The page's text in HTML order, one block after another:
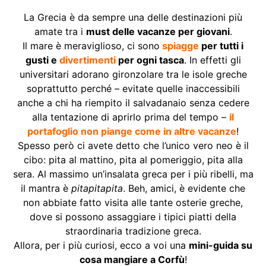
La Grecia è da sempre una delle destinazioni più
amate tra i must delle vacanze per giovani.
Il mare è meraviglioso, ci sono spiagge per tutti i
gusti e divertimenti per ogni tasca. In effetti gli
universitari adorano gironzolare tra le isole greche
soprattutto perché – evitate quelle inaccessibili
anche a chi ha riempito il salvadanaio senza cedere
alla tentazione di aprirlo prima del tempo – il
portafoglio non piange come in altre vacanze!
Spesso però ci avete detto che l’unico vero neo è il
cibo: pita al mattino, pita al pomeriggio, pita alla
sera. Al massimo un’insalata greca per i più ribelli, ma
il mantra è pitapitapita. Beh, amici, è evidente che
non abbiate fatto visita alle tante osterie greche,
dove si possono assaggiare i tipici piatti della
straordinaria tradizione greca.
Allora, per i più curiosi, ecco a voi una mini-guida su
cosa mangiare a Corfù!